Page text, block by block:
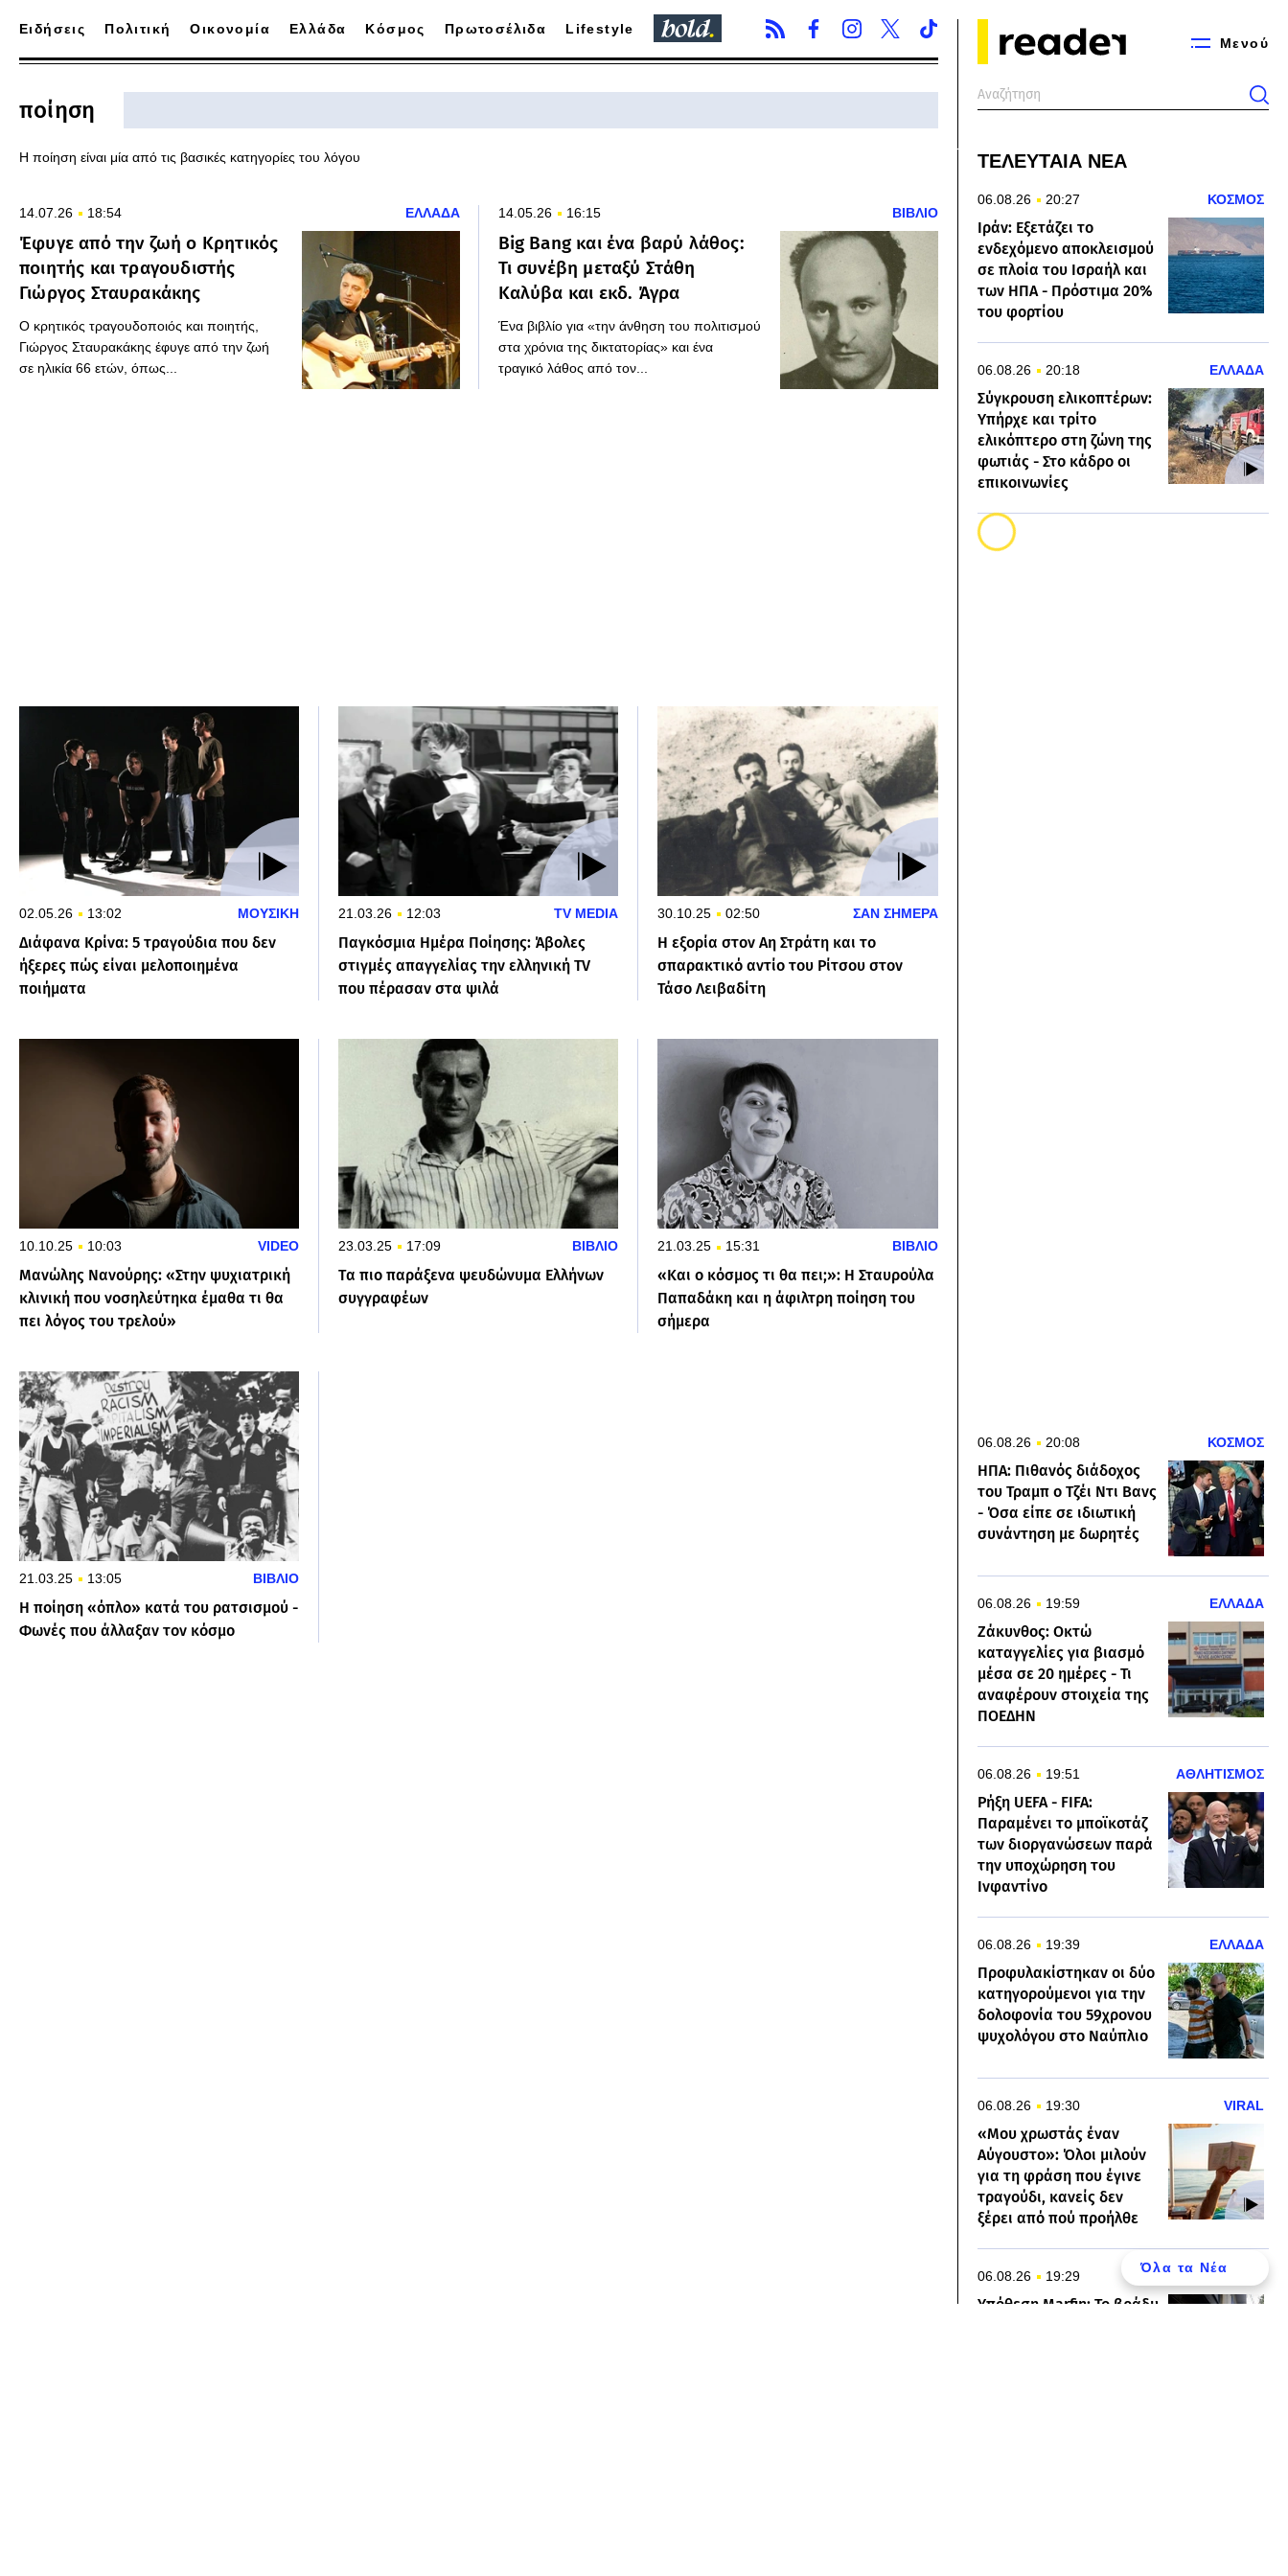
Μενού
Ειδήσεις Πολιτική Οικονομία Ελλάδα Κόσμος Πρωτοσέλιδα Lifestyle
ποίηση
Η ποίηση είναι μία από τις βασικές κατηγορίες του λόγου
14.07.26 18:54 ΕΛΛΑΔΑ
Έφυγε από την ζωή ο Κρητικός
ποιητής και τραγουδιστής
Γιώργος Σταυρακάκης
Ο κρητικός τραγουδοποιός και ποιητής,
Γιώργος Σταυρακάκης έφυγε από την ζωή
σε ηλικία 66 ετών, όπως...
14.05.26 16:15 ΒΙΒΛΙΟ
Big Bang και ένα βαρύ λάθος:
Τι συνέβη μεταξύ Στάθη
Καλύβα και εκδ. Άγρα
Ένα βιβλίο για «την άνθηση του πολιτισμού
στα χρόνια της δικτατορίας» και ένα
τραγικό λάθος από τον...
02.05.26 13:02 ΜΟΥΣΙΚΗ
Διάφανα Κρίνα: 5 τραγούδια που δεν
ήξερες πώς είναι μελοποιημένα
ποιήματα
21.03.26 12:03 TV MEDIA
Παγκόσμια Ημέρα Ποίησης: Άβολες
στιγμές απαγγελίας την ελληνική TV
που πέρασαν στα ψιλά
30.10.25 02:50 ΣΑΝ ΣΗΜΕΡΑ
Η εξορία στον Αη Στράτη και το
σπαρακτικό αντίο του Ρίτσου στον
Τάσο Λειβαδίτη
10.10.25 10:03 VIDEO
Μανώλης Νανούρης: «Στην ψυχιατρική
κλινική που νοσηλεύτηκα έμαθα τι θα
πει λόγος του τρελού»
23.03.25 17:09 ΒΙΒΛΙΟ
Tα πιο παράξενα ψευδώνυμα Ελλήνων
συγγραφέων
21.03.25 15:31 ΒΙΒΛΙΟ
«Και ο κόσμος τι θα πει;»: Η Σταυρούλα
Παπαδάκη και η άφιλτρη ποίηση του
σήμερα
21.03.25 13:05 ΒΙΒΛΙΟ
Η ποίηση «όπλο» κατά του ρατσισμού -
Φωνές που άλλαξαν τον κόσμο
ΤΕΛΕΥΤΑΙΑ ΝΕΑ
06.08.26 20:27 ΚΟΣΜΟΣ
Ιράν: Εξετάζει το
ενδεχόμενο αποκλεισμού
σε πλοία του Ισραήλ και
των ΗΠΑ - Πρόστιμα 20%
του φορτίου
06.08.26 20:18 ΕΛΛΑΔΑ
Σύγκρουση ελικοπτέρων:
Υπήρχε και τρίτο
ελικόπτερο στη ζώνη της
φωτιάς - Στο κάδρο οι
επικοινωνίες
06.08.26 20:08 ΚΟΣΜΟΣ
ΗΠΑ: Πιθανός διάδοχος
του Τραμπ ο Τζέι Ντι Βανς
- Όσα είπε σε ιδιωτική
συνάντηση με δωρητές
06.08.26 19:59 ΕΛΛΑΔΑ
Ζάκυνθος: Οκτώ
καταγγελίες για βιασμό
μέσα σε 20 ημέρες - Τι
αναφέρουν στοιχεία της
ΠΟΕΔΗΝ
06.08.26 19:51 ΑΘΛΗΤΙΣΜΟΣ
Ρήξη UEFA - FIFA:
Παραμένει το μποϊκοτάζ
των διοργανώσεων παρά
την υποχώρηση του
Ινφαντίνο
06.08.26 19:39 ΕΛΛΑΔΑ
Προφυλακίστηκαν οι δύο
κατηγορούμενοι για την
δολοφονία του 59χρονου
ψυχολόγου στο Ναύπλιο
06.08.26 19:30 VIRAL
«Μου χρωστάς έναν
Αύγουστο»: Όλοι μιλούν
για τη φράση που έγινε
τραγούδι, κανείς δεν
ξέρει από πού προήλθε
06.08.26 19:29 ΕΛΛΑΔΑ
Υπόθεση Marfin: Το βράδυ
Όλα τα Νέα